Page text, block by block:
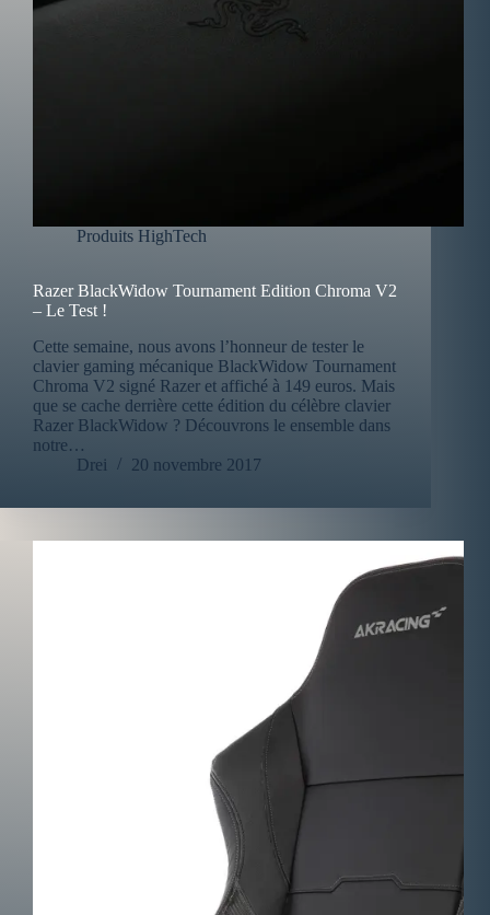
Produits HighTech
Razer BlackWidow Tournament Edition Chroma V2
– Le Test !
Cette semaine, nous avons l’honneur de tester le
clavier gaming mécanique BlackWidow Tournament
Chroma V2 signé Razer et affiché à 149 euros. Mais
que se cache derrière cette édition du célèbre clavier
Razer BlackWidow ? Découvrons le ensemble dans
notre…
Drei
20 novembre 2017